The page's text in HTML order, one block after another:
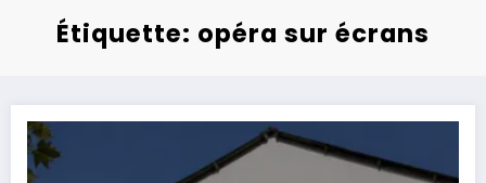
Étiquette: opéra sur écrans